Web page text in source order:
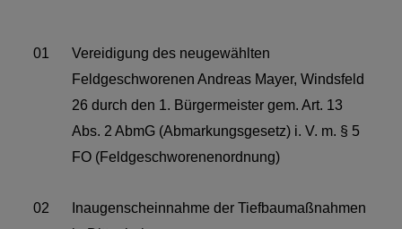
01
Vereidigung des neugewählten
Feldgeschworenen Andreas Mayer, Windsfeld
26 durch den 1. Bürgermeister gem. Art. 13
Abs. 2 AbmG (Abmarkungsgesetz) i. V. m. § 5
FO (Feldgeschworenenordnung)
02
Inaugenscheinnahme der Tiefbaumaßnahmen